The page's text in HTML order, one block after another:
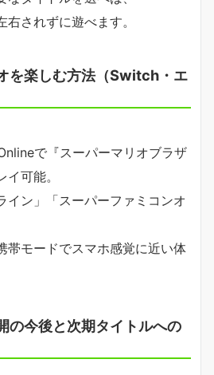
右されずに遊べます。
を楽しむ方法（Switch・エ
で『スーパーマリオブラザ
可能。
イン」「スーパーファミコンオ
帯モードでスマホ感覚に近い体
の今後と次期タイトルへの